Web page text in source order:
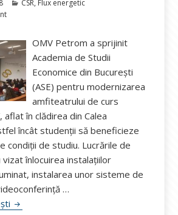
Categorii
CSR, Flux energetic
OMV Petrom a sprijinit
Academia de Studii
Economice din București
(ASE) pentru modernizarea
amfiteatrului de curs
aflat în clădirea din Calea
încât studenții să beneficieze
condiții de studiu. Lucrările de
înlocuirea instalațiilor
instalarea unor sisteme de
…
OMV Petrom a dotat un amfiteatru cu